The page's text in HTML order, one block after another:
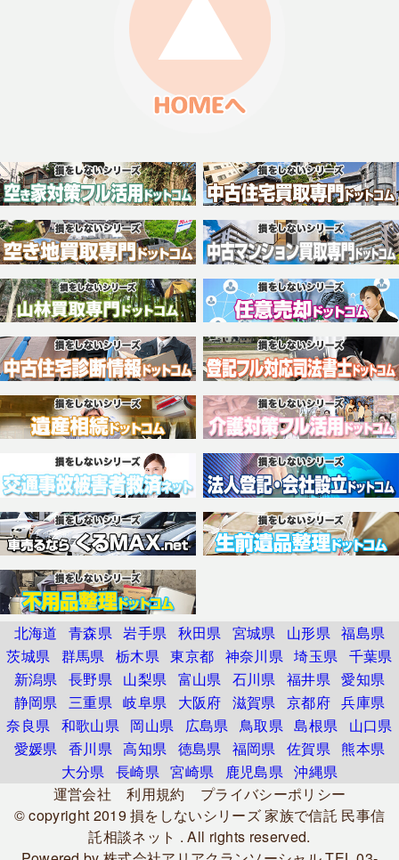
北海道 青森県 岩手県 秋田県 宮城県 山形県 福島県
茨城県
群馬県 栃木県 東京都 神奈川県 埼玉県
千葉県
新潟県
長野県 山梨県 富山県 石川県 福井県 愛知県
静岡県
三重県 岐阜県 大阪府 滋賀県 京都府 兵庫県
奈良県
和歌山県 岡山県 広島県 鳥取県 島根県
山口県
愛媛県
香川県 高知県 徳島県 福岡県 佐賀県
熊本県
大分県
長崎県 宮崎県 鹿児島県 沖縄県
運営会社
利用規約
プライバシーポリシー
© copyright 2019損をしないシリーズ 家族で信託 民事信
託相談ネット . All rights reserved.